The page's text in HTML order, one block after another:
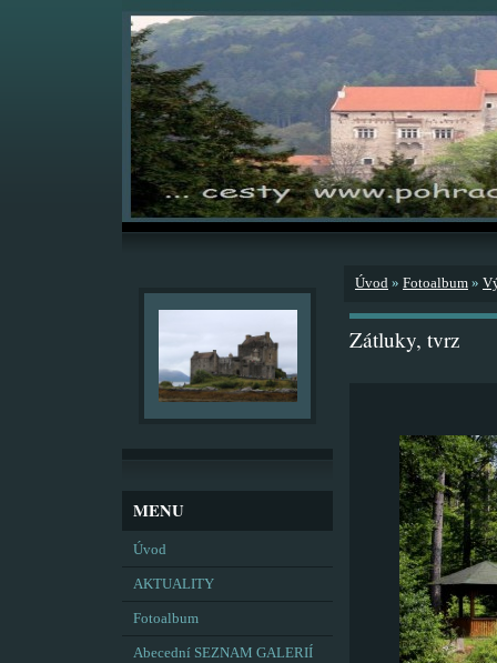
MENU
Úvod
AKTUALITY
Fotoalbum
Abecední SEZNAM GALERIÍ
Úvod » Fotoalbum »
Zátluky, tvrz